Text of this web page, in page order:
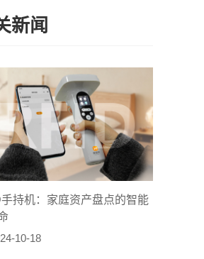
新闻
持机：家庭资产盘点的智能
10-18